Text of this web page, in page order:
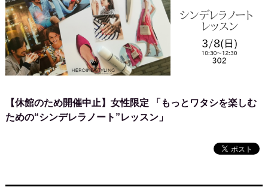
【休館のため開催中止】女性限定 「もっとワタシを楽しむ
ための“シンデレラノート”レッスン」